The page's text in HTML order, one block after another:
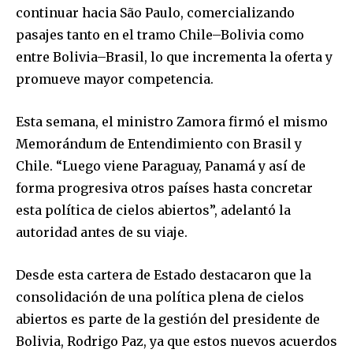
Join our community of
SUBSCRIBERS and be part of the
conversation.
continuar hacia São Paulo, comercializando
pasajes tanto en el tramo Chile–Bolivia como
entre Bolivia–Brasil, lo que incrementa la oferta y
promueve mayor competencia.
Esta semana, el ministro Zamora firmó el mismo
Memorándum de Entendimiento con Brasil y
Chile. “Luego viene Paraguay, Panamá y así de
forma progresiva otros países hasta concretar
esta política de cielos abiertos”, adelantó la
autoridad antes de su viaje.
Desde esta cartera de Estado destacaron que la
consolidación de una política plena de cielos
abiertos es parte de la gestión del presidente de
Bolivia, Rodrigo Paz, ya que estos nuevos acuerdos